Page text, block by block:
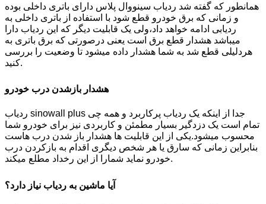
همانطور که گفته شد ردیاب سینووال پلاس دارای باتری داخلی بوده
و زمانی که برق خودرو قطع شود با استفاده از باتری داخلی به
ردیابی ادامه خواهد داد،ولی یک قابلیت دیگر که این ردیاب دارا
میباشد هشدار قطع برق است یعنی درصورتی که برق باتری به
هردلیلی قطع شد به شما هشدار داده میشود تا وضعیت را بررسی
کنید.
ردیاب sinowall plus جدا از اینکه یک ردیاب پرکاربرد و همه چی
تمام است یک دزدگیر بسیار مطمئن و کاربردی نیز برای خودرو شما
محسوب میشود.یکی از این قابلیت ها هشدار باز شدن درب هاست
بنابراین زمانی که سارق یا هر شخص دیگری اقدام به بازکردن درب
خودرو نماید شمارا از این رخداد مطلع میکند.
آیا ماشین به ردیاب نیاز دارد؟